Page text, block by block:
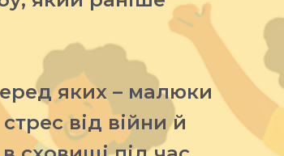
яких – малюки
від війни й